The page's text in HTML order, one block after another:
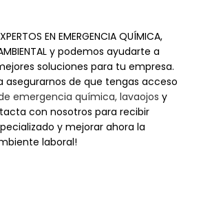
EN EMERGENCIA QUÍMICA,
y podemos ayudarte a
soluciones para tu empresa.
asegurarnos de que tengas acceso
emergencia química, lavaojos y
con nosotros para recibir
y mejorar ahora la
laboral!